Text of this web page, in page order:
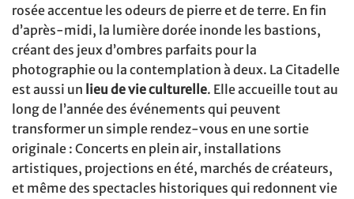
rosée accentue les odeurs de pierre et de terre. En fin
d’après-midi, la lumière dorée inonde les bastions,
créant des jeux d’ombres parfaits pour la
photographie ou la contemplation à deux. La Citadelle
est aussi un lieu de vie culturelle. Elle accueille tout au
long de l’année des événements qui peuvent
transformer un simple rendez-vous en une sortie
originale : Concerts en plein air, installations
artistiques, projections en été, marchés de créateurs,
et même des spectacles historiques qui redonnent vie